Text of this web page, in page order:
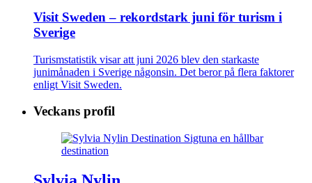
Visit Sweden – rekordstark juni för turism i
Sverige
Turismstatistik visar att juni 2026 blev den starkaste
junimånaden i Sverige någonsin. Det beror på flera faktorer
enligt Visit Sweden.
Veckans profil